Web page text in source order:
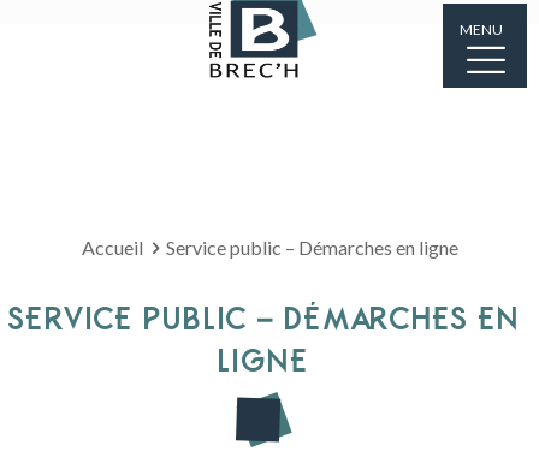
MENU
Accueil Service public – Démarches en ligne
SERVICE PUBLIC – DÉMARCHES EN
LIGNE